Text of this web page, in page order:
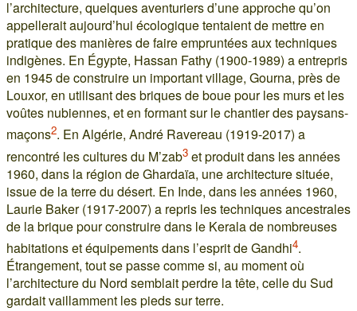
l’architecture, quelques aventuriers d’une approche qu’on
appellerait aujourd’hui écologique tentaient de mettre en
pratique des manières de faire empruntées aux techniques
indigènes. En Égypte, Hassan Fathy (1900-1989) a entrepris
en 1945 de construire un important village, Gourna, près de
Louxor, en utilisant des briques de boue pour les murs et les
voûtes nubiennes, et en formant sur le chantier des paysans-
maçons2. En Algérie, André Ravereau (1919-2017) a
rencontré les cultures du M’zab3 et produit dans les années
1960, dans la région de Ghardaïa, une architecture située,
issue de la terre du désert. En Inde, dans les années 1960,
Laurie Baker (1917-2007) a repris les techniques ancestrales
de la brique pour construire dans le Kerala de nombreuses
habitations et équipements dans l’esprit de Gandhi4.
Étrangement, tout se passe comme si, au moment où
l’architecture du Nord semblait perdre la tête, celle du Sud
gardait vaillamment les pieds sur terre.